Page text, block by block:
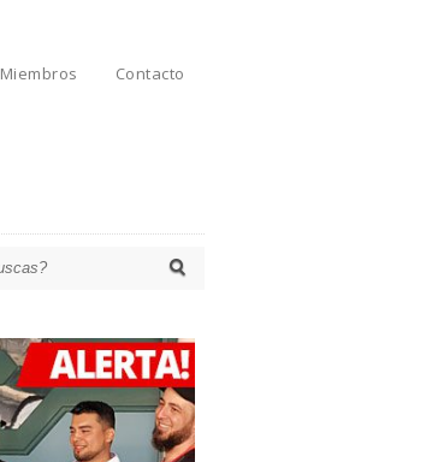
Miembros Contacto